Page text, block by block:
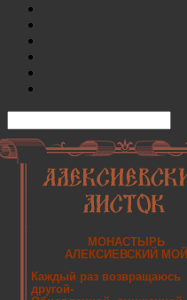
МОНАСТЫРЬ
АЛЕКСИЕВСКИЙ МОЙ
Каждый раз возвращаюсь
другой-